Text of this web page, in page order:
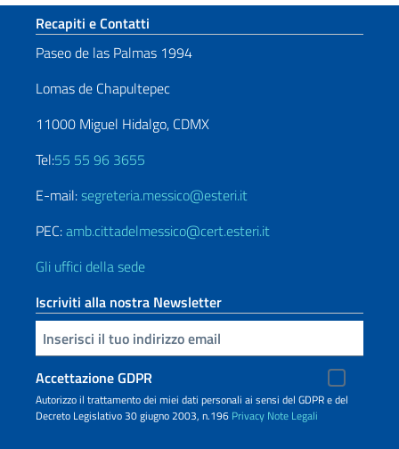
Sezione footer
Recapiti e Contatti
Paseo de las Palmas 1994
Lomas de Chapultepec
11000 Miguel Hidalgo, CDMX
Tel:55 55 96 3655
E-mail:segreteria.messico@esteri.it
PEC:amb.cittadelmessico@cert.esteri.it
Gli uffici della sede
Iscriviti alla nostra Newsletter
Inserisci la tua email
Accettazione GDPR
Autorizzo il trattamento dei miei dati personali ai sensi del GDPR e del
Decreto Legislativo 30 giugno 2003, n.196 Privacy Note Legali